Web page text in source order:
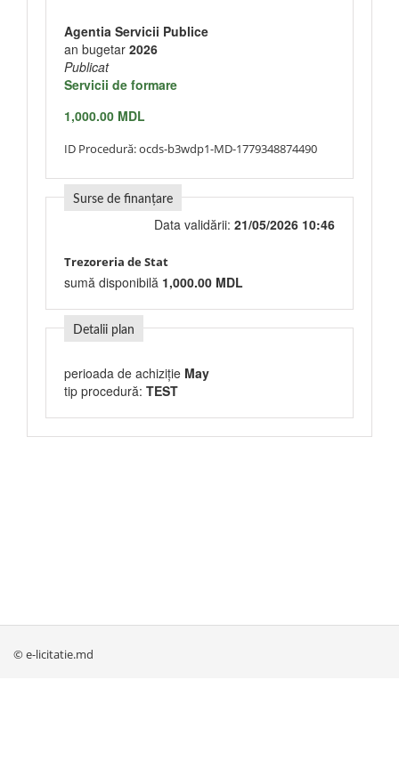
Agentia Servicii Publice
an bugetar 2026
Publicat
Servicii de formare
1,000.00 MDL
ID Procedură:ocds-b3wdp1-MD-1779348874490
Surse de finanțare
Data validării: 21/05/2026 10:46
Trezoreria de Stat
sumă disponibilă 1,000.00 MDL
Detalii plan
perioada de achiziție May
tip procedură: TEST
© e-licitatie.md